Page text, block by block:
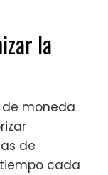
la
moneda
de
cada